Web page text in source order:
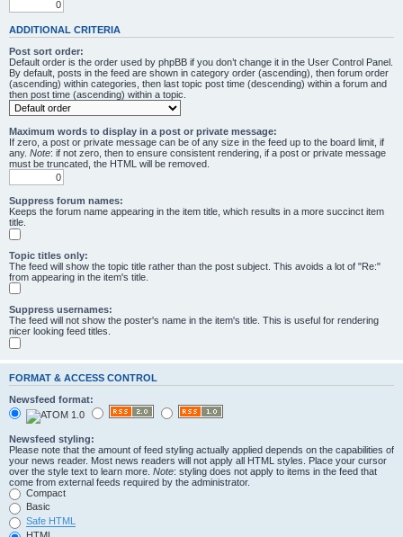
ADDITIONAL CRITERIA
Post sort order:
Default order is the order used by phpBB if you don’t change it in the User Control Panel.
By default, posts in the feed are shown in category order (ascending), then forum order
(ascending) within categories, then last topic post time (descending) within a forum and
then post time (ascending) within a topic.
Maximum words to display in a post or private message:
If zero, a post or private message can be of any size in the feed up to the board limit, if
any. Note: if not zero, then to ensure consistent rendering, if a post or private message
must be truncated, the HTML will be removed.
Suppress forum names:
Keeps the forum name appearing in the item title, which results in a more succinct item
title.
Topic titles only:
The feed will show the topic title rather than the post subject. This avoids a lot of "Re:"
from appearing in the item's title.
Suppress usernames:
The feed will not show the poster's name in the item's title. This is useful for rendering
nicer looking feed titles.
FORMAT & ACCESS CONTROL
Newsfeed format:
Newsfeed styling:
Please note that the amount of feed styling actually applied depends on the capabilities of
your news reader. Most news readers will not apply all HTML styles. Place your cursor
over the style text to learn more. Note: styling does not apply to items in the feed that
come from external feeds required by the administrator.
Compact
Basic
Safe HTML